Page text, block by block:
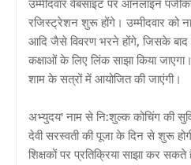
उम्मीदवार वेबसाइट पर ऑनलाइन
रजिस्ट्रेशन शुरू होंगे। उम्मीदवार को
आदि जैसे विवरण भरने होंगे, जिसके
कक्षाओं के लिए लिंक साझा किया
शाम के सत्रों में आयोजित की जाएंगी।
अभ्युदय' नाम से नि:शुल्क कोचिंग की
देवी सरस्वती की पूजा के दिन से शुरू
शिक्षकों पर प्रतिक्रिया साझा कर सकते